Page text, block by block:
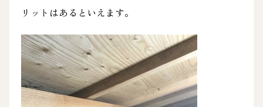
リットはあるといえます。